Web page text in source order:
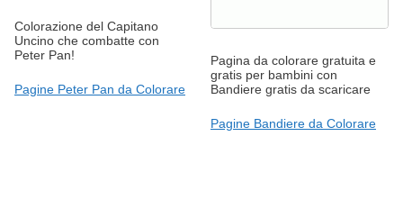
Colorazione del Capitano
Uncino che combatte con
Peter Pan!
Pagine Peter Pan da Colorare
Pagina da colorare gratuita e
gratis per bambini con
Bandiere gratis da scaricare
Pagine Bandiere da Colorare